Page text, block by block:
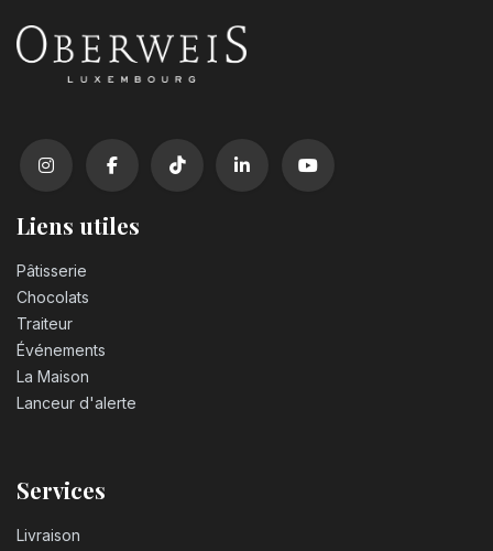
Liens utiles
Pâtisserie
Chocolats
Traiteur
Événements
La Maison
Lanceur d'alerte
Services
Livraison